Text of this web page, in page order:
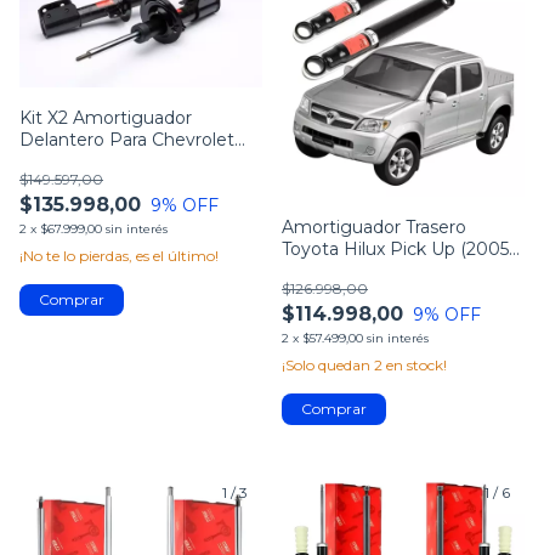
Kit X2 Amortiguador
Delantero Para Chevrolet
$135.998,00
$149.597,00
9% OFF
2 x $67.999,00 sin interés
¡No te lo pierdas, es el último!
Amortiguador Trasero
Toyota Hilux Pick Up (2005-
$114.998,00
$126.998,00
9% OFF
2 x $57.499,00 sin interés
¡Solo quedan 2 en stock!
1 /3 1 / 6